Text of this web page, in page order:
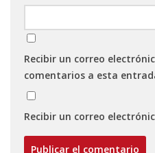
Recibir un correo
comentarios a esta
Recibir un correo